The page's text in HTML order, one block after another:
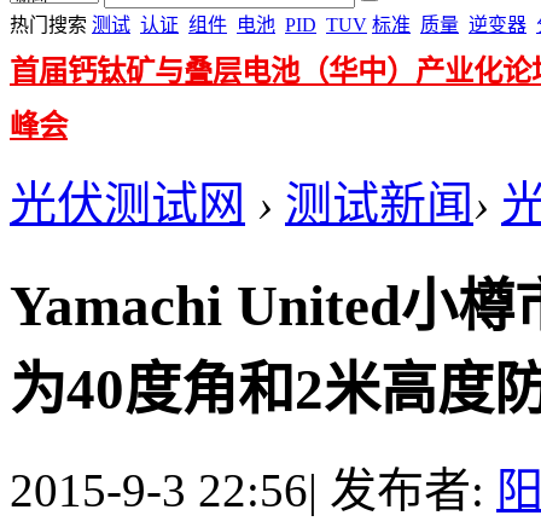
热门搜索 测试 认证 组件 电池 PID TUV 标准 质量 逆变器
首届钙钛矿与叠层电池（华中）产业化论
峰会
光伏测试网 › 测试新闻›
Yamachi United小
为40度角和2米高度
2015-9-3 22:56| 发布者: